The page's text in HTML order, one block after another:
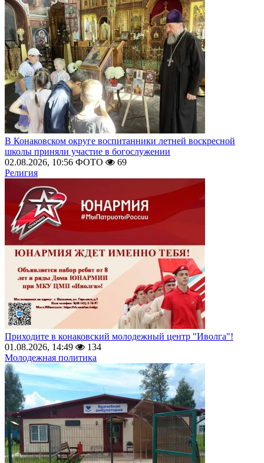
В Конаковском округе воспитанники летней воскресной
школы приняли участие в богослужении
02.08.2026, 10:56 ФОТО
69
Религия
Приходите в конаковский молодежный центр "Иволга"!
01.08.2026, 14:49
134
Молодежная политика